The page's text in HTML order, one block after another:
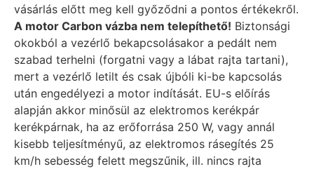
vásárlás előtt meg kell győződni a pontos értékekről.
A motor Carbon vázba nem telepíthető! Biztonsági
okokból a vezérlő bekapcsolásakor a pedált nem
szabad terhelni (forgatni vagy a lábat rajta tartani),
mert a vezérlő letilt és csak újbóli ki-be kapcsolás
után engedélyezi a motor indítását. EU-s előírás
alapján akkor minősül az elektromos kerékpár
kerékpárnak, ha az erőforrása 250 W, vagy annál
kisebb teljesítményű, az elektromos rásegítés 25
km/h sebesség felett megszűnik, ill. nincs rajta